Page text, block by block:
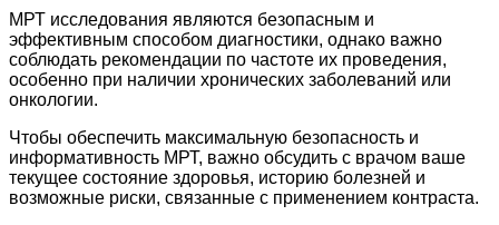
МРТ исследования являются безопасным и
эффективным способом диагностики, однако важно
соблюдать рекомендации по частоте их проведения,
особенно при наличии хронических заболеваний или
онкологии.
Чтобы обеспечить максимальную безопасность и
информативность МРТ, важно обсудить с врачом ваше
текущее состояние здоровья, историю болезней и
возможные риски, связанные с применением контраста.